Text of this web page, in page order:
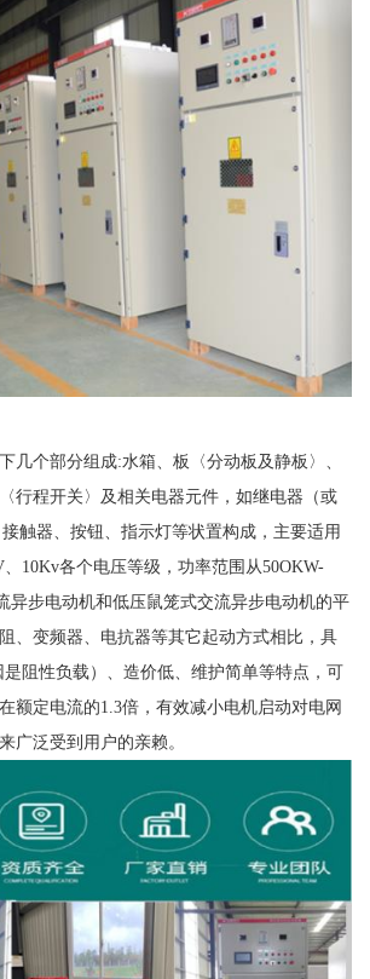
几个部分组成:水箱、板〈分动板及静板〉、
行程开关〉及相关电器元件，如继电器（或
触器、按钮、指示灯等状置构成，主要适用
10Kv各个电压等级，功率范围从50OKW-
异步电动机和低压鼠笼式交流异步电动机的平
、变频器、电抗器等其它起动方式相比，具
阻性负载）、造价低、维护简单等特点，可
额定电流的1.3倍，有效减小电机启动对电网
广泛受到用户的亲赖。